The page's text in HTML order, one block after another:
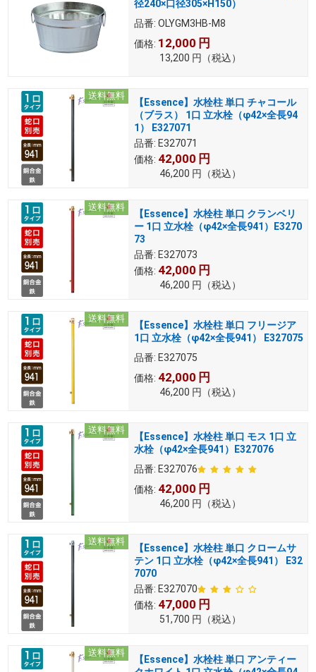
径240×口径305×H150）
品番: OLYGM3HB-M8
価格: 12,000 円
13,200 円 （税込）
送料無料
【Essence】水栓柱 単口 チャコール
（ブラス） 1口 立水栓（φ42×全長94
1） E327071
品番: E327071
価格: 42,000 円
46,200 円 （税込）
送料無料
【Essence】水栓柱 単口 クランベリ
ー 1口 立水栓（φ42×全長941）E3270
73
品番: E327073
価格: 42,000 円
46,200 円 （税込）
送料無料
【Essence】水栓柱 単口 フリージア
1口 立水栓（φ42×全長941） E327075
品番: E327075
価格: 42,000 円
46,200 円 （税込）
送料無料
【Essence】水栓柱 単口 モス 1口 立
水栓（φ42×全長941）E327076
品番: E327076
価格: 42,000 円
46,200 円 （税込）
送料無料
【Essence】水栓柱 単口 クロームサ
テン 1口 立水栓（φ42×全長941） E32
7070
品番: E327070
価格: 47,000 円
51,700 円 （税込）
送料無料
【Essence】水栓柱 単口 アンティー